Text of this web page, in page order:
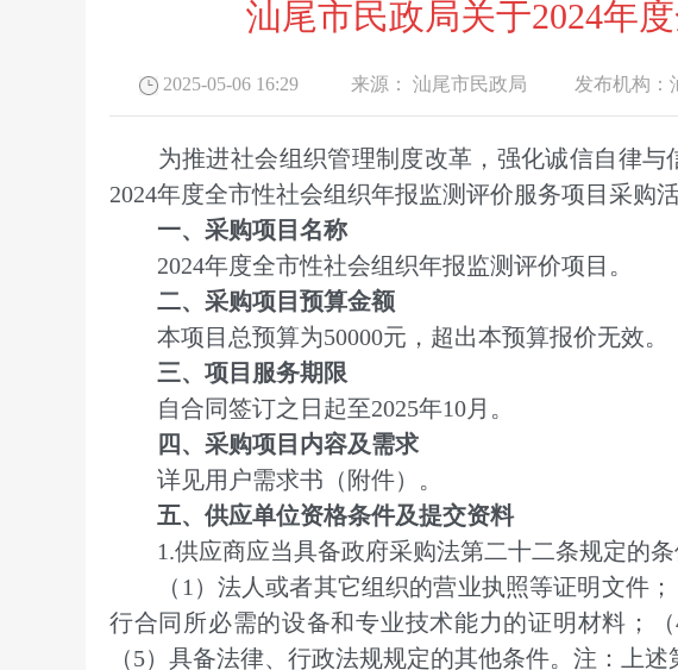
汕尾市民政局关于2024年
2025-05-06 16:29 来源： 汕尾市民政局 发布机构：
为推进社会组织管理制度改革，强化诚信自律与
2024年度全市性社会组织年报监测评价服务项目采购
一、采购项目名称
2024年度全市性社会组织年报监测评价项目。
二、采购项目预算金额
本项目总预算为50000元，超出本预算报价无效。
三、项目服务期限
自合同签订之日起至2025年10月。
四、采购项目内容及需求
详见用户需求书（附件）。
五、供应单位资格条件及提交资料
1.供应商应当具备政府采购法第二十二条规定的条
（1）法人或者其它组织的营业执照等证明文件；
行合同所必需的设备和专业技术能力的证明材料；
（5）具备法律、行政法规规定的其他条件。注：上